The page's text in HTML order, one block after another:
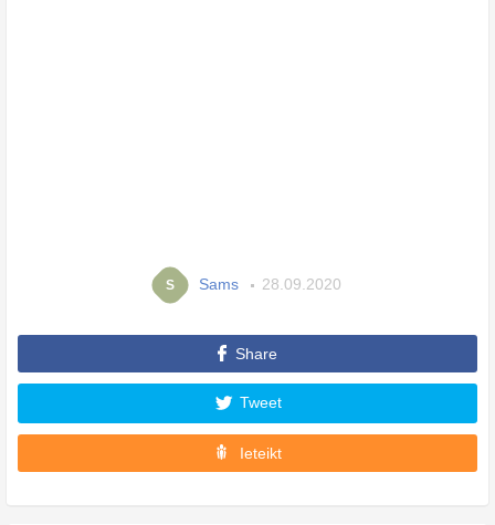
S Sams 28.09.2020
Share
Tweet
Ieteikt